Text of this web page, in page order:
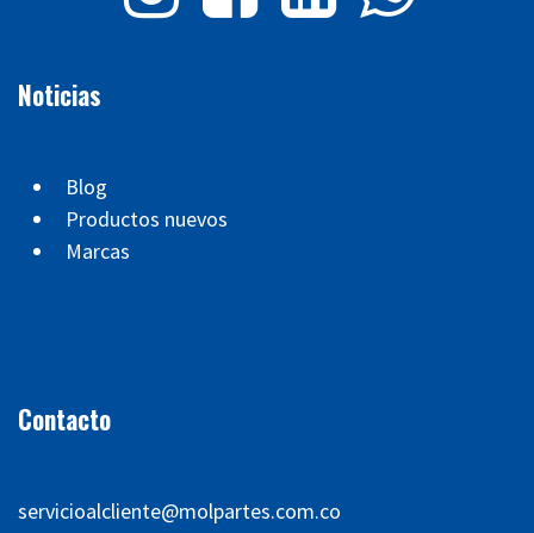
Noticias
Blog
Productos nuevos
Marcas
Contacto
servicioalcliente@molpartes.com.co